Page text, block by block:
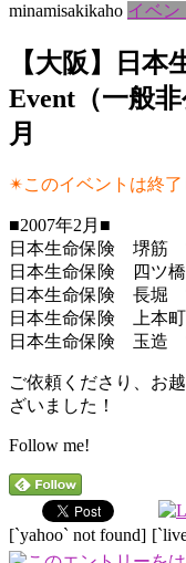
minamisakikaho イベン
【大阪】日本
Event（一般
月
✴︎このイベントは終
■2007年2月■
日本生命保険 堺筋
日本生命保険 四ツ
日本生命保険 長堀
日本生命保険 上本
日本生命保険 玉造
ご依頼くださり、お
ざいました！
Follow me!
[`yahoo` not found]